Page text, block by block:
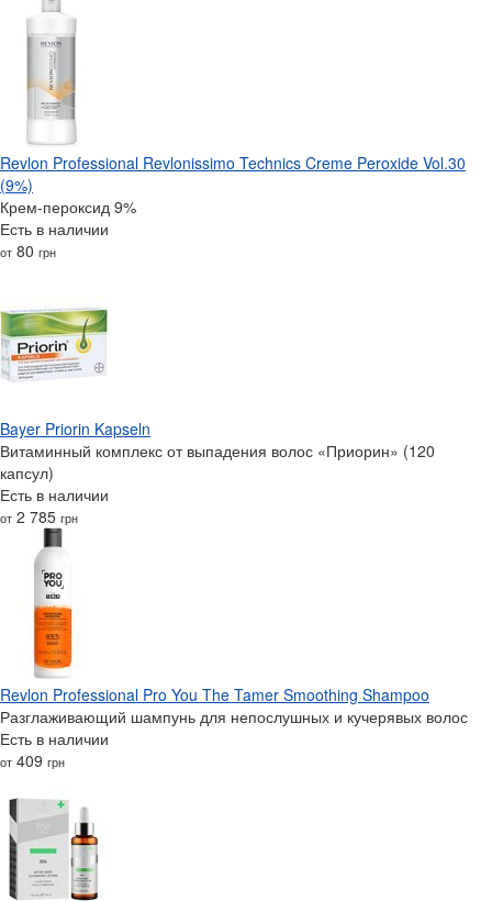
Revlon Professional Revlonissimo Technics Creme Peroxide Vol.30
(9%)
Крем-пероксид 9%
Есть в наличии
от 80 грн
Bayer Priorin Kapseln
Витаминный комплекс от выпадения волос «Приорин» (120
капсул)
Есть в наличии
от 2 785 грн
Revlon Professional Pro You The Tamer Smoothing Shampoo
Разглаживающий шампунь для непослушных и кучерявых волос
Есть в наличии
от 409 грн